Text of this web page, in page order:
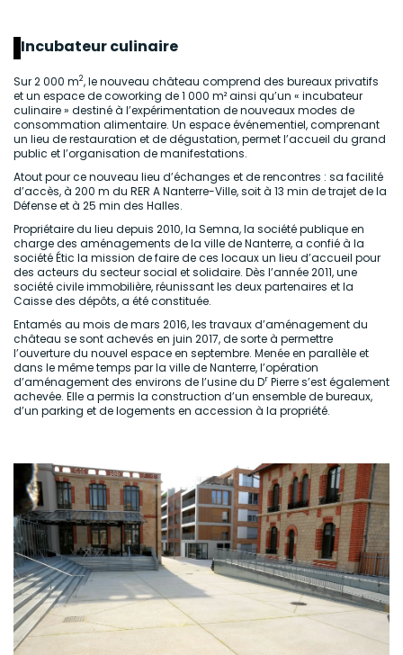
Incubateur culinaire
Sur 2 000 m2, le nouveau château comprend des bureaux privatifs
et un espace de coworking de 1 000 m² ainsi qu’un « incubateur
culinaire » destiné à l’expérimentation de nouveaux modes de
consommation alimentaire. Un espace événementiel, comprenant
un lieu de restauration et de dégustation, permet l’accueil du grand
public et l’organisation de manifestations.
Atout pour ce nouveau lieu d’échanges et de rencontres : sa facilité
d’accès, à 200 m du RER A Nanterre-Ville, soit à 13 min de trajet de la
Défense et à 25 min des Halles.
Propriétaire du lieu depuis 2010, la Semna, la société publique en
charge des aménagements de la ville de Nanterre, a confié à la
société Étic la mission de faire de ces locaux un lieu d’accueil pour
des acteurs du secteur social et solidaire. Dès l’année 2011, une
société civile immobilière, réunissant les deux partenaires et la
Caisse des dépôts, a été constituée.
Entamés au mois de mars 2016, les travaux d’aménagement du
château se sont achevés en juin 2017, de sorte à permettre
l’ouverture du nouvel espace en septembre. Menée en parallèle et
dans le même temps par la ville de Nanterre, l’opération
d’aménagement des environs de l’usine du Dr Pierre s’est également
achevée. Elle a permis la construction d’un ensemble de bureaux,
d’un parking et de logements en accession à la propriété.